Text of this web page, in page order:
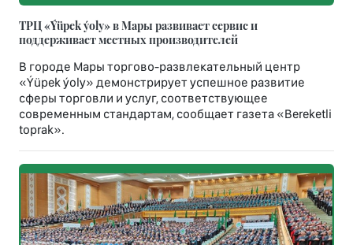
ТРЦ «Ýüpek ýoly» в Мары развивает сервис и
поддерживает местных производителей
В городе Мары торгово-развлекательный центр
«Ýüpek ýoly» демонстрирует успешное развитие
сферы торговли и услуг, соответствующее
современным стандартам, сообщает газета «Bereketli
toprak».